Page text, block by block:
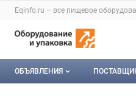
Раздел навигации
Eqinfo.ru – все пищевое
Авторизация и меню
Навигация по
ОБЪЯВЛЕНИЯ